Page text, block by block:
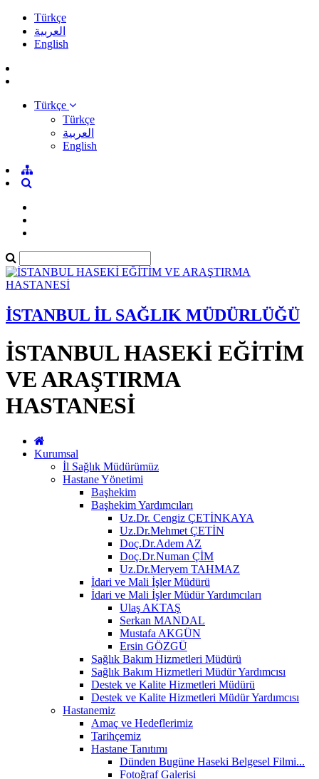
Türkçe
العربية
English
Türkçe
Türkçe
العربية
English
İSTANBUL İL SAĞLIK MÜDÜRLÜĞÜ
İSTANBUL HASEKİ EĞİTİM
VE ARAŞTIRMA
HASTANESİ
Kurumsal
İl Sağlık Müdürümüz
Hastane Yönetimi
Başhekim
Başhekim Yardımcıları
Uz.Dr. Cengiz ÇETİNKAYA
Uz.Dr.Mehmet ÇETİN
Doç.Dr.Adem AZ
Doç.Dr.Numan ÇİM
Uz.Dr.Meryem TAHMAZ
İdari ve Mali İşler Müdürü
İdari ve Mali İşler Müdür Yardımcıları
Ulaş AKTAŞ
Serkan MANDAL
Mustafa AKGÜN
Ersin GÖZGÜ
Sağlık Bakım Hizmetleri Müdürü
Sağlık Bakım Hizmetleri Müdür Yardımcısı
Destek ve Kalite Hizmetleri Müdürü
Destek ve Kalite Hizmetleri Müdür Yardımcısı
Hastanemiz
Amaç ve Hedeflerimiz
Tarihçemiz
Hastane Tanıtımı
Dünden Bugüne Haseki Belgesel Filmi...
Fotoğraf Galerisi